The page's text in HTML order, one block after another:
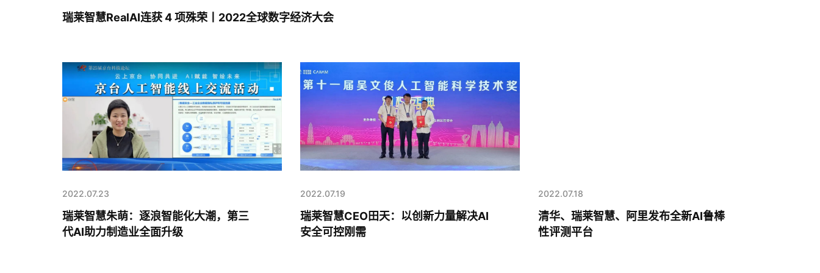
瑞莱智慧RealAI连获 4 项殊荣丨2022全球数字经济大会
2022.07.23
瑞莱智慧朱萌：逐浪智能化大潮，第三
代AI助力制造业全面升级
2022.07.19
瑞莱智慧CEO田天：以创新力量解决AI
安全可控刚需
2022.07.18
清华、瑞莱智慧、阿里发布全新AI鲁棒
性评测平台